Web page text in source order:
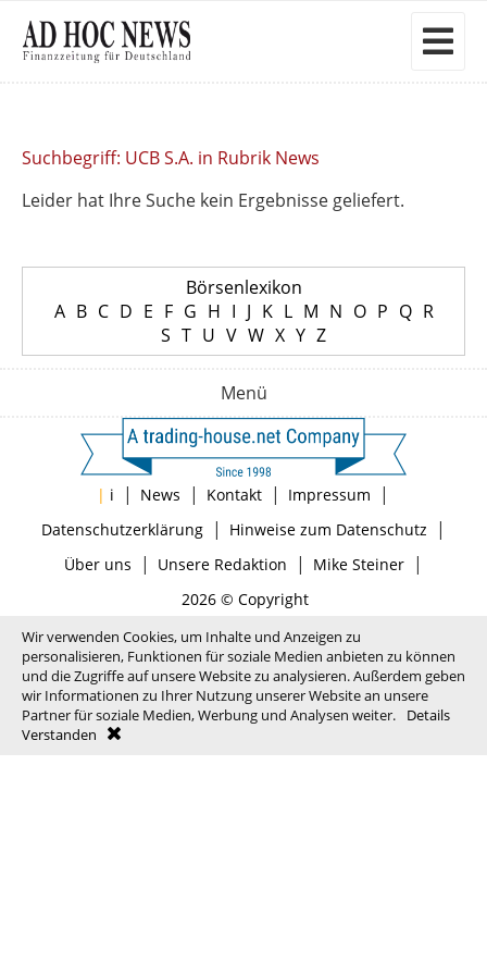
Suchbegriff: UCB S.A. in Rubrik News
Leider hat Ihre Suche kein Ergebnisse geliefert.
Börsenlexikon
A B C D E F G H I J K L M N O P Q R
S T U V W X Y Z
Menü
| i | News | Kontakt | Impressum |
Datenschutzerklärung| Hinweise zum Datenschutz |
Über uns | Unsere Redaktion | Mike Steiner|
2026 © Copyright
Wir verwenden Cookies, um Inhalte und Anzeigen zu
personalisieren, Funktionen für soziale Medien anbieten zu können
und die Zugriffe auf unsere Website zu analysieren. Außerdem geben
wir Informationen zu Ihrer Nutzung unserer Website an unsere
Partner für soziale Medien, Werbung und Analysen weiter.
Details
Verstanden